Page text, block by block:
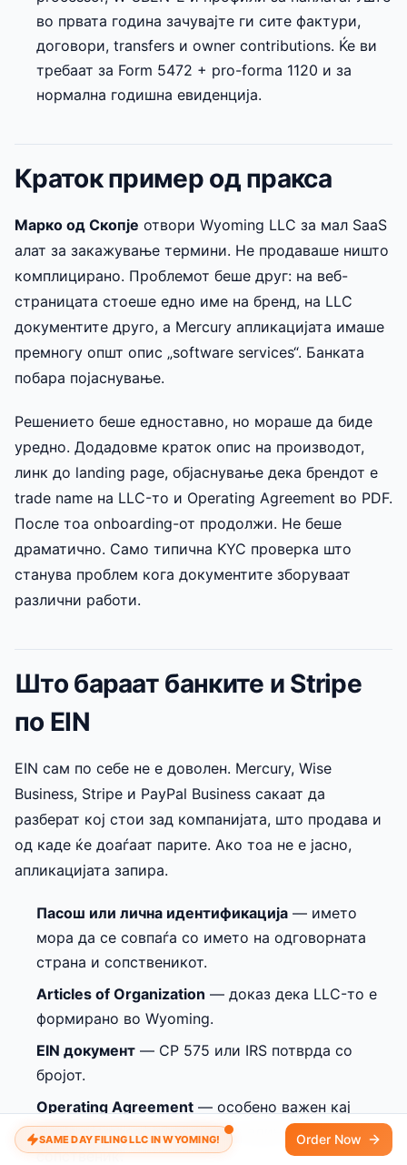
во првата година зачувајте ги сите фактури,
договори, transfers и owner contributions. Ќе ви
требаат за Form 5472 + pro-forma 1120 и за
нормална годишна евиденција.
Краток пример од пракса
Марко од Скопје отвори Wyoming LLC за мал SaaS
алат за закажување термини. Не продаваше ништо
комплицирано. Проблемот беше друг: на веб-
страницата стоеше едно име на бренд, на LLC
документите друго, а Mercury апликацијата имаше
премногу општ опис „software services“. Банката
побара појаснување.
Решението беше едноставно, но мораше да биде
уредно. Додадовме краток опис на производот,
линк до landing page, објаснување дека брендот е
trade name на LLC-то и Operating Agreement во PDF.
После тоа onboarding-от продолжи. Не беше
драматично. Само типична KYC проверка што
станува проблем кога документите зборуваат
различни работи.
Што бараат банките и Stripe
по EIN
EIN сам по себе не е доволен. Mercury, Wise
Business, Stripe и PayPal Business сакаат да
разберат кој стои зад компанијата, што продава и
од каде ќе доаѓаат парите. Ако тоа не е јасно,
апликацијата запира.
Пасош или лична идентификација — името
мора да се совпаѓа со името на одговорната
страна и сопственикот.
Articles of Organization — доказ дека LLC-то е
формирано во Wyoming.
EIN документ — CP 575 или IRS потврда со
бројот.
Operating Agreement — особено важен кај
single-member LLC, иако сте единствен
сопственик.
SAME DAY FILING LLC IN WYOMING! Order Now